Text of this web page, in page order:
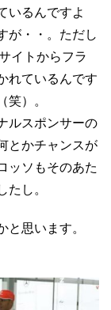
いるんですよ
が・・。ただし
イトからフラ
れているんです
）。
ルスポンサーの
とかチャンスが
ッソもそのあた
し。
思います。